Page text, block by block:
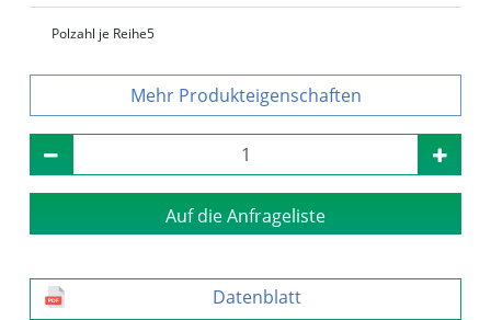
Polzahl je Reihe5
Produkteigenschaften
Auf die Anfrageliste
Datenblatt